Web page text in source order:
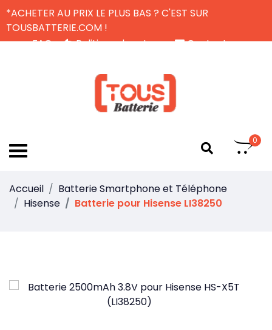
*ACHETER AU PRIX LE PLUS BAS ? C'EST SUR
TOUSBATTERIE.COM !
FAQ
Politique de retour
Contactez-nous
0
Accueil
Batterie Smartphone et Téléphone
Hisense
Batterie pour Hisense LI38250